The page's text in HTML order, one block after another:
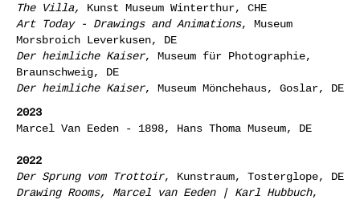
The Villa, Kunst Museum Winterthur, CHE
Art Today - Drawings and Animations, Museum
Morsbroich Leverkusen, DE
Der heimliche Kaiser, Museum für Photographie,
Braunschweig, DE
Der heimliche Kaiser, Museum Mönchehaus, Goslar, DE
2023
Marcel Van Eeden - 1898, Hans Thoma Museum, DE
2022
Der Sprung vom Trottoir, Kunstraum, Tosterglope, DE
Drawing Rooms, Marcel van Eeden | Karl Hubbuch,